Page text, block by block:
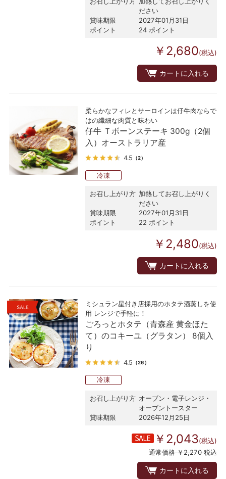
ださい
賞味期限
2027年01月31日
ポイント
24 ポイント
￥2,680(税込)
カートに入れる
柔らかなフィレとサーロインは仔牛肉ならで
はの繊細な肉質と味わい
仔牛 Ｔボーンステーキ 300g（2個
入）オーストラリア産
4.5 （2）
冷凍
お召し上がり方 加熱してお召し上がりく
ださい
賞味期限
2027年01月31日
ポイント
22 ポイント
￥2,480(税込)
カートに入れる
ミシュラン星付き店採用のホタテ酒蒸しを使
用 レンジで手軽に！
ごろっとホタテ（青森産 黄金ほた
て）のコキーユ（グラタン） 8個入
り
4.5 （26）
冷凍
お召し上がり方 オーブン・電子レンジ・
オーブントースター
賞味期限
2026年12月25日
￥2,043(税込)
通常価格 ￥2,270 税込
カートに入れる